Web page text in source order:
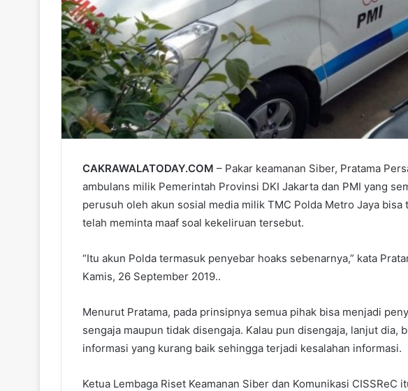
CAKRAWALATODAY.COM – Pakar keamanan Siber, Pratama
ambulans milik Pemerintah Provinsi DKI Jakarta dan PMI yang
perusuh oleh akun sosial media milik TMC Polda Metro Jaya
telah meminta maaf soal kekeliruan tersebut.
“Itu akun Polda termasuk penyebar hoaks sebenarnya,” kata
Kamis, 26 September 2019..
Menurut Pratama, pada prinsipnya semua pihak bisa menjadi
sengaja maupun tidak disengaja. Kalau pun disengaja, lanjut dia,
informasi yang kurang baik sehingga terjadi kesalahan informasi.
Ketua Lembaga Riset Keamanan Siber dan Komunikasi CISSReC